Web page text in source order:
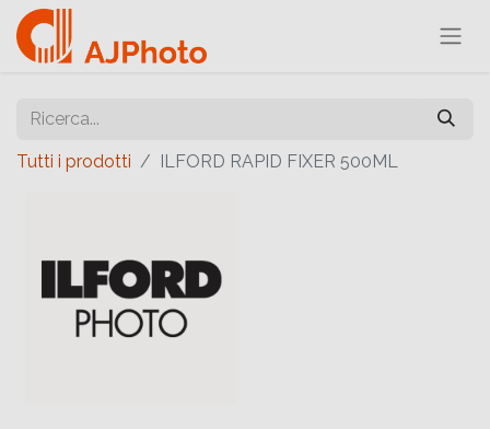
Tutti i prodotti ILFORD RAPID FIXER 500ML